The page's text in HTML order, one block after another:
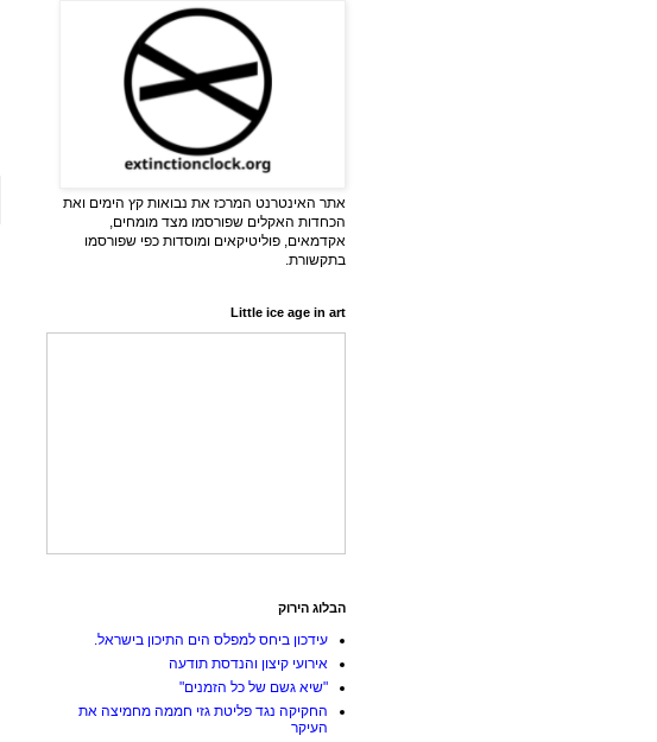
אתר האינטרנט המרכז את נבואות קץ הימים ואת
הכחדות האקלים שפורסמו מצד מומחים,
אקדמאים, פוליטיקאים ומוסדות כפי שפורסמו
בתקשורת.
Little ice age in art
הבלוג הירוק
עידכון ביחס למפלס הים התיכון בישראל.
אירועי קיצון והנדסת תודעה
"שיא גשם של כל הזמנים"
החקיקה נגד פליטת גזי חממה מחמיצה את
העיקר